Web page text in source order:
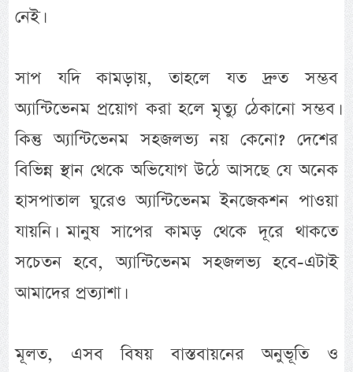
নেই।
সাপ যদি কামড়ায়, তাহলে যত দ্রুত সম্ভব
অ্যান্টিভেনম প্রয়োগ করা হলে মৃত্যু ঠেকানো সম্ভব।
কিন্তু অ্যান্টিভেনম সহজলভ্য নয় কেনো? দেশের
বিভিন্ন স্থান থেকে অভিযোগ উঠে আসছে যে অনেক
হাসপাতাল ঘুরেও অ্যান্টিভেনম ইনজেকশন পাওয়া
যায়নি। মানুষ সাপের কামড় থেকে দূরে থাকতে
সচেতন হবে, অ্যান্টিভেনম সহজলভ্য হবে-এটাই
আমাদের প্রত্যাশা।
মূলত, এসব বিষয় বাস্তবায়নের অনুভূতি ও